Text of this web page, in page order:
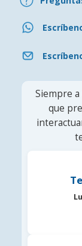
Siempre a
que